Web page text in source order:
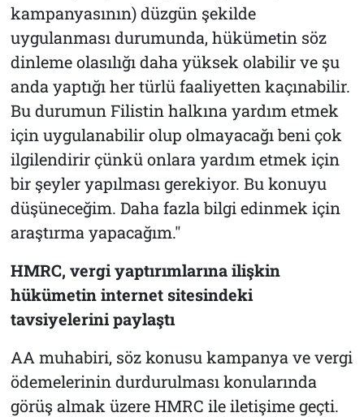
kampanyasının) düzgün şekilde
uygulanması durumunda, hükümetin söz
dinleme olasılığı daha yüksek olabilir ve şu
anda yaptığı her türlü faaliyetten kaçınabilir.
Bu durumun Filistin halkına yardım etmek
için uygulanabilir olup olmayacağı beni çok
ilgilendirir çünkü onlara yardım etmek için
bir şeyler yapılması gerekiyor. Bu konuyu
düşüneceğim. Daha fazla bilgi edinmek için
araştırma yapacağım."
HMRC, vergi yaptırımlarına ilişkin
hükümetin internet sitesindeki
tavsiyelerini paylaştı
AA muhabiri, söz konusu kampanya ve vergi
ödemelerinin durdurulması konularında
görüş almak üzere HMRC ile iletişime geçti.